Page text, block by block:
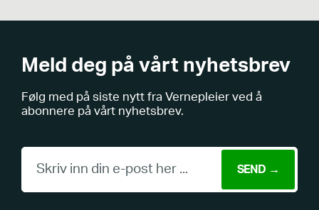
Meld deg på vårt nyhetsbrev
Følg med på siste nytt fra Vernepleier ved å
abonnere på vårt nyhetsbrev.